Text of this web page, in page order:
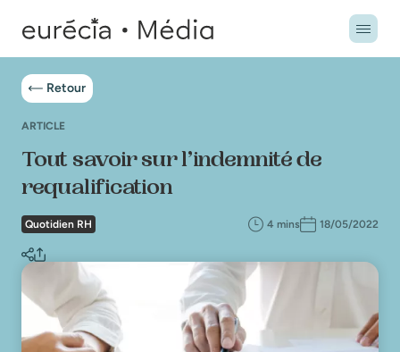
Retour
ARTICLE
Tout savoir sur l’indemnité de
requalification
Quotidien RH 4 mins 18/05/2022